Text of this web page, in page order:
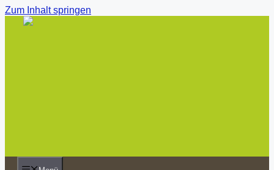
Zum Inhalt springen